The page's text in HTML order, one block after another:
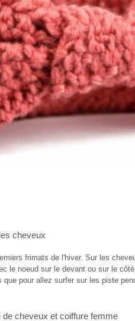
cheveux
frimats de l'hiver. Sur les
le noeud sur le devant ou sur le
pour allez surfer sur les piste
de cheveux et coiffure femme